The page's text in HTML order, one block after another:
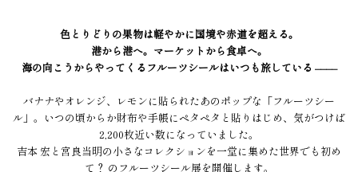
色とりどりの果物は軽やかに国境や赤道を超える。
港から港へ。マーケットから食卓へ。
海の向こうからやってくるフルーツシールはいつも旅している ––––
バナナやオレンジ、レモンに貼られたあのポップな「フルーツシー
ル」。いつの頃からか財布や手帳にペタペタと貼りはじめ、気がつけば
2,200枚近い数になっていました。
吉本 宏と宮良当明の小さなコレクションを一堂に集めた世界でも初め
て？ のフルーツシール展を開催します。